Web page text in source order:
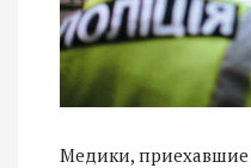
Медики, приехавшие